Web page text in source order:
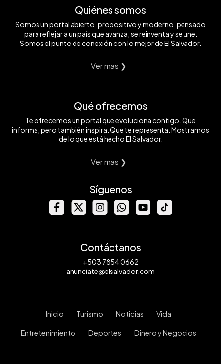
Quiénes somos
Somos un portal abierto, propositivo y moderno, pensado
para reflejar a un país que avanza, se reinventa y se une.
Somos el punto de conexión con lo mejor de El Salvador.
Ver mas ❯
Qué ofrecemos
Te ofrecemos un portal que evoluciona contigo. Que
informa, pero también inspira. Que te representa. Mostramos
de lo que está hecho El Salvador.
Ver mas ❯
Síguenos
Contáctanos
+503 7854 0662
anunciate@elsalvador.com
Inicio Turismo Noticias Vida
Entretenimiento Deportes Dinero y Negocios